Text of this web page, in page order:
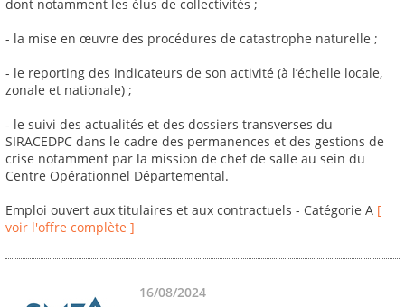
dont notamment les élus de collectivités ;
- la mise en œuvre des procédures de catastrophe naturelle ;
- le reporting des indicateurs de son activité (à l’échelle locale,
zonale et nationale) ;
- le suivi des actualités et des dossiers transverses du
SIRACEDPC dans le cadre des permanences et des gestions de
crise notamment par la mission de chef de salle au sein du
Centre Opérationnel Départemental.
Emploi ouvert aux titulaires et aux contractuels - Catégorie A [
voir l'offre complète ]
16/08/2024